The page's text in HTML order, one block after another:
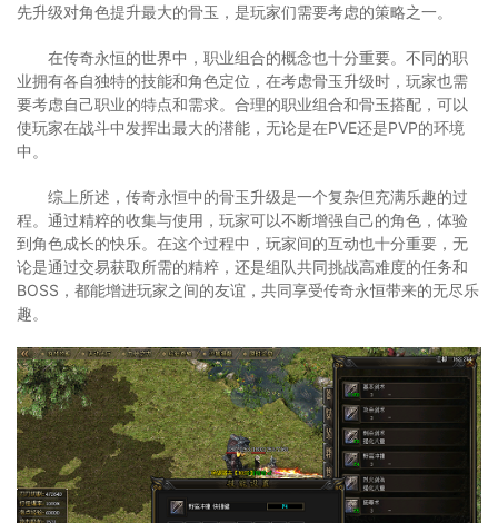
先升级对角色提升最大的骨玉，是玩家们需要考虑的策略之一。
在传奇永恒的世界中，职业组合的概念也十分重要。不同的职
业拥有各自独特的技能和角色定位，在考虑骨玉升级时，玩家也需
要考虑自己职业的特点和需求。合理的职业组合和骨玉搭配，可以
使玩家在战斗中发挥出最大的潜能，无论是在PVE还是PVP的环境
中。
综上所述，传奇永恒中的骨玉升级是一个复杂但充满乐趣的过
程。通过精粹的收集与使用，玩家可以不断增强自己的角色，体验
到角色成长的快乐。在这个过程中，玩家间的互动也十分重要，无
论是通过交易获取所需的精粹，还是组队共同挑战高难度的任务和
BOSS，都能增进玩家之间的友谊，共同享受传奇永恒带来的无尽乐
趣。